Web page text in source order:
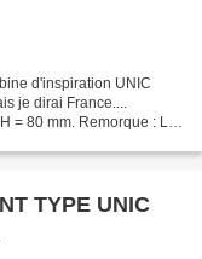
d'inspiration UNIC
je dirai France....
= 80 mm. Remorque : L =
TYPE UNIC